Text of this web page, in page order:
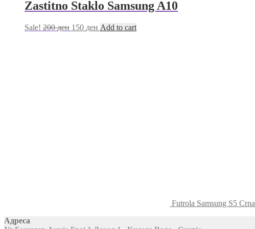
Zastitno Staklo Samsung A10
Sale! 200ден 150 ден Add to cart
Futrola Samsung S5 Crna
Адреса